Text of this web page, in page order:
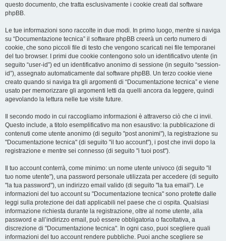
questo documento, che tratta esclusivamente i cookie creati dal software
phpBB.
Le tue informazioni sono raccolte in due modi. In primo luogo, mentre si naviga
su “Documentazione tecnica” il software phpBB creerà un certo numero di
cookie, che sono piccoli file di testo che vengono scaricati nei file temporanei
del tuo browser. I primi due cookie contengono solo un identificativo utente (in
seguito “user-id”) ed un identificativo anonimo di sessione (in seguito “session-
id”), assegnato automaticamente dal software phpBB. Un terzo cookie viene
creato quando si naviga tra gli argomenti di “Documentazione tecnica” e viene
usato per memorizzare gli argomenti letti da quelli ancora da leggere, quindi
agevolando la lettura nelle tue visite future.
Il secondo modo in cui raccogliamo informazioni è attraverso ciò che ci invii.
Questo include, a titolo esemplificativo ma non esaustivo: la pubblicazione di
contenuti come utente anonimo (di seguito "post anonimi"), la registrazione su
"Documentazione tecnica" (di seguito "il tuo account"), i post che invii dopo la
registrazione e mentre sei connesso (di seguito "i tuoi post").
Il tuo account conterrà, come minimo: un nome utente univoco (di seguito "il
tuo nome utente"), una password personale utilizzata per accedere (di seguito
"la tua password"), un indirizzo email valido (di seguito "la tua email"). Le
informazioni del tuo account su "Documentazione tecnica" sono protette dalle
leggi sulla protezione dei dati applicabili nel paese che ci ospita. Qualsiasi
informazione richiesta durante la registrazione, oltre al nome utente, alla
password e all’indirizzo email, può essere obbligatoria o facoltativa, a
discrezione di "Documentazione tecnica". In ogni caso, puoi scegliere quali
informazioni del tuo account rendere pubbliche. Puoi anche scegliere se